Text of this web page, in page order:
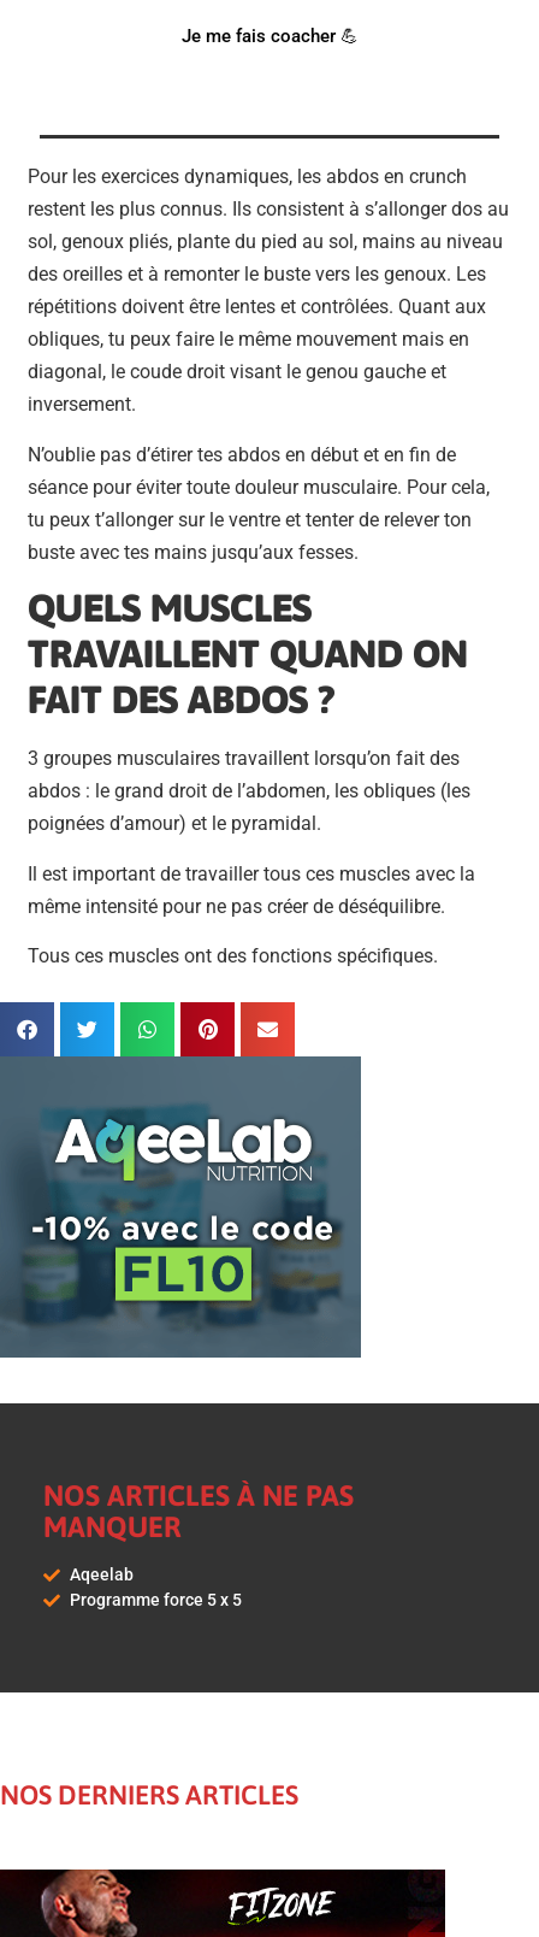
Je me fais coacher 💪
Pour les exercices dynamiques, les abdos en crunch
restent les plus connus. Ils consistent à s’allonger dos au
sol, genoux pliés, plante du pied au sol, mains au niveau
des oreilles et à remonter le buste vers les genoux. Les
répétitions doivent être lentes et contrôlées. Quant aux
obliques, tu peux faire le même mouvement mais en
diagonal, le coude droit visant le genou gauche et
inversement.
N’oublie pas d’étirer tes abdos en début et en fin de
séance pour éviter toute douleur musculaire. Pour cela,
tu peux t’allonger sur le ventre et tenter de relever ton
buste avec tes mains jusqu’aux fesses.
QUELS MUSCLES
TRAVAILLENT QUAND ON
FAIT DES ABDOS ?
3 groupes musculaires travaillent lorsqu’on fait des
abdos : le grand droit de l’abdomen, les obliques (les
poignées d’amour) et le pyramidal.
Il est important de travailler tous ces muscles avec la
même intensité pour ne pas créer de déséquilibre.
Tous ces muscles ont des fonctions spécifiques.
NOS ARTICLES À NE PAS
MANQUER
Aqeelab
Programme force 5 x 5
NOS DERNIERS ARTICLES